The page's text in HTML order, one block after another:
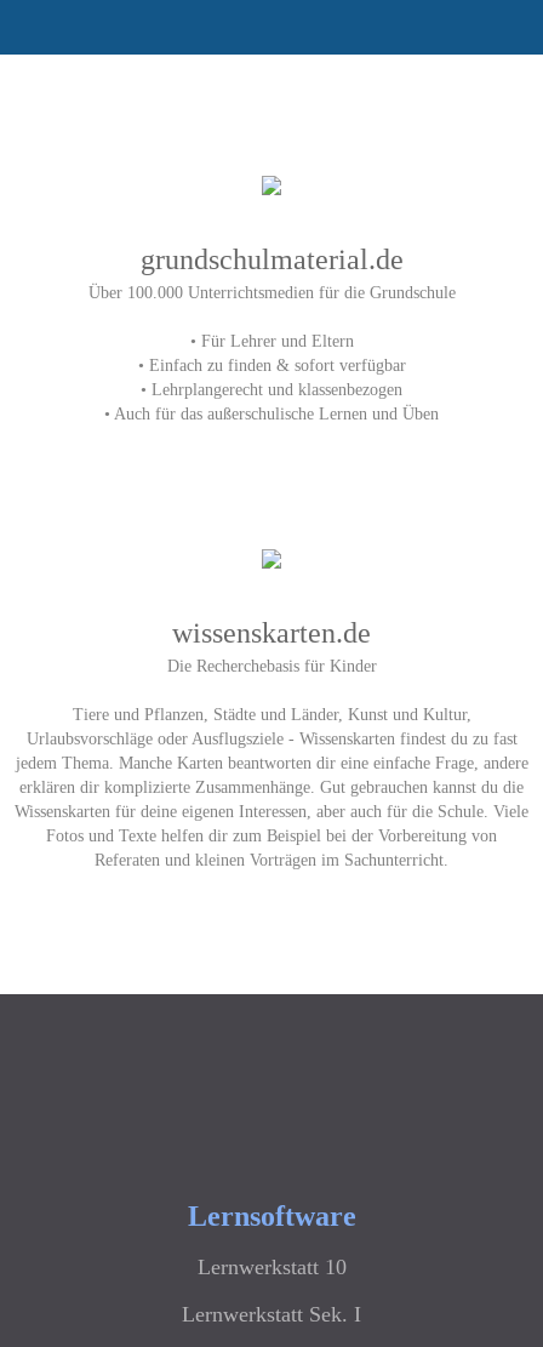
grundschulmaterial.de
Über 100.000 Unterrichtsmedien für die Grundschule
• Für Lehrer und Eltern
• Einfach zu finden & sofort verfügbar
• Lehrplangerecht und klassenbezogen
• Auch für das außerschulische Lernen und Üben
wissenskarten.de
Die Recherchebasis für Kinder
Tiere und Pflanzen, Städte und Länder, Kunst und Kultur,
Urlaubsvorschläge oder Ausflugsziele - Wissenskarten findest du zu fast
jedem Thema. Manche Karten beantworten dir eine einfache Frage, andere
erklären dir komplizierte Zusammenhänge. Gut gebrauchen kannst du die
Wissenskarten für deine eigenen Interessen, aber auch für die Schule. Viele
Fotos und Texte helfen dir zum Beispiel bei der Vorbereitung von
Referaten und kleinen Vorträgen im Sachunterricht.
Lernsoftware
Lernwerkstatt 10
Lernwerkstatt Sek. I